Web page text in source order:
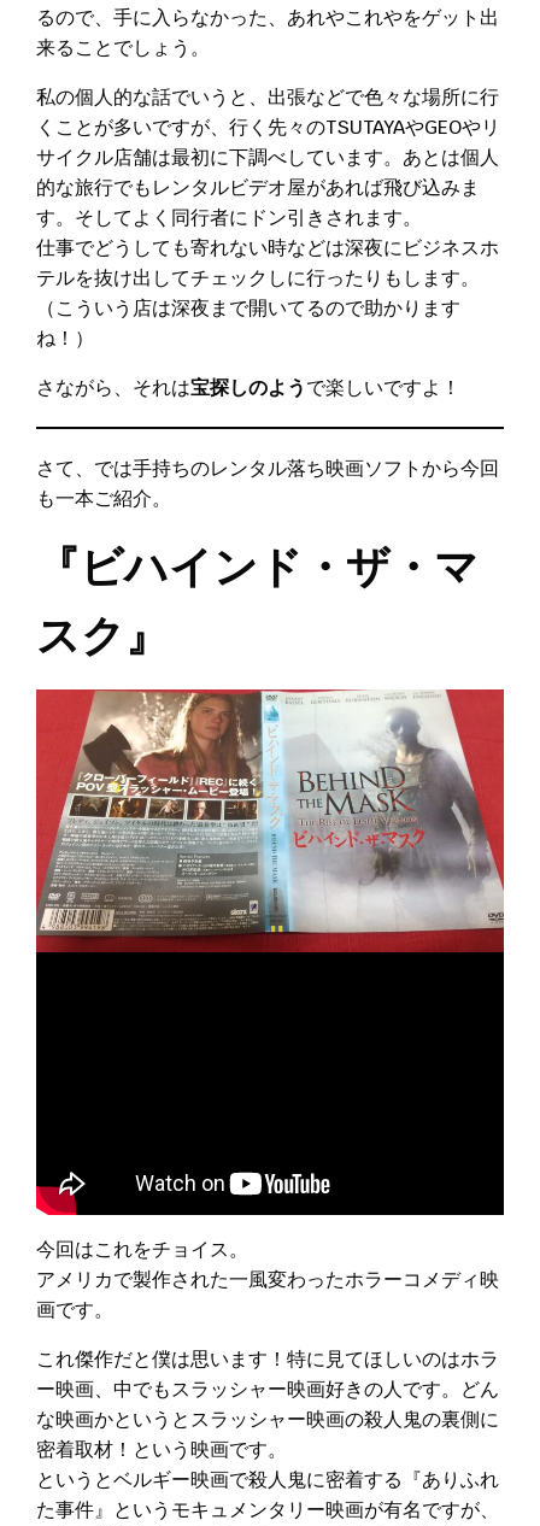
るので、手に入らなかった、あれやこれやをゲット出
来ることでしょう。
私の個人的な話でいうと、出張などで色々な場所に行
くことが多いですが、行く先々のTSUTAYAやGEOやリ
サイクル店舗は最初に下調べしています。あとは個人
的な旅行でもレンタルビデオ屋があれば飛び込みま
す。そしてよく同行者にドン引きされます。
仕事でどうしても寄れない時などは深夜にビジネスホ
テルを抜け出してチェックしに行ったりもします。
（こういう店は深夜まで開いてるので助かります
ね！）
さながら、それは宝探しのようで楽しいですよ！
さて、では手持ちのレンタル落ち映画ソフトから今回
も一本ご紹介。
『ビハインド・ザ・マ
スク』
今回はこれをチョイス。
アメリカで製作された一風変わったホラーコメディ映
画です。
これ傑作だと僕は思います！特に見てほしいのはホラ
ー映画、中でもスラッシャー映画好きの人です。どん
な映画かというとスラッシャー映画の殺人鬼の裏側に
密着取材！という映画です。
というとベルギー映画で殺人鬼に密着する『ありふれ
た事件』というモキュメンタリー映画が有名ですが、